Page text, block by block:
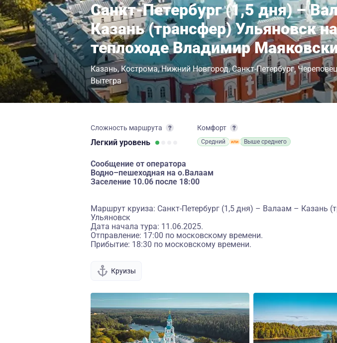
Санкт-Петербург (1,5 дня) –
Казань (трансфер) Ульяновск на
теплоходе Владимир
Казань Кострома Нижний Новгород Санкт-Петербург Череповец
Вытегра
Сложность маршрута
Легкий уровень
Комфорт
Средний Выше среднего
Сообщение от оператора
Водно–пешеходная на о.Валаам
Заселение 10.06 после 18:00
Маршрут круиза: Санкт-Петербург (1,5 дня) – Валаам – Казань
Ульяновск
Дата начала тура: 11.06.2025.
Отправление: 17:00 по московскому времени.
Прибытие: 18:30 по московскому времени.
Круизы